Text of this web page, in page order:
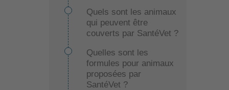
Quels sont les animaux
qui peuvent être
couverts par SantéVet ?
Quelles sont les
formules pour animaux
proposées par
SantéVet ?